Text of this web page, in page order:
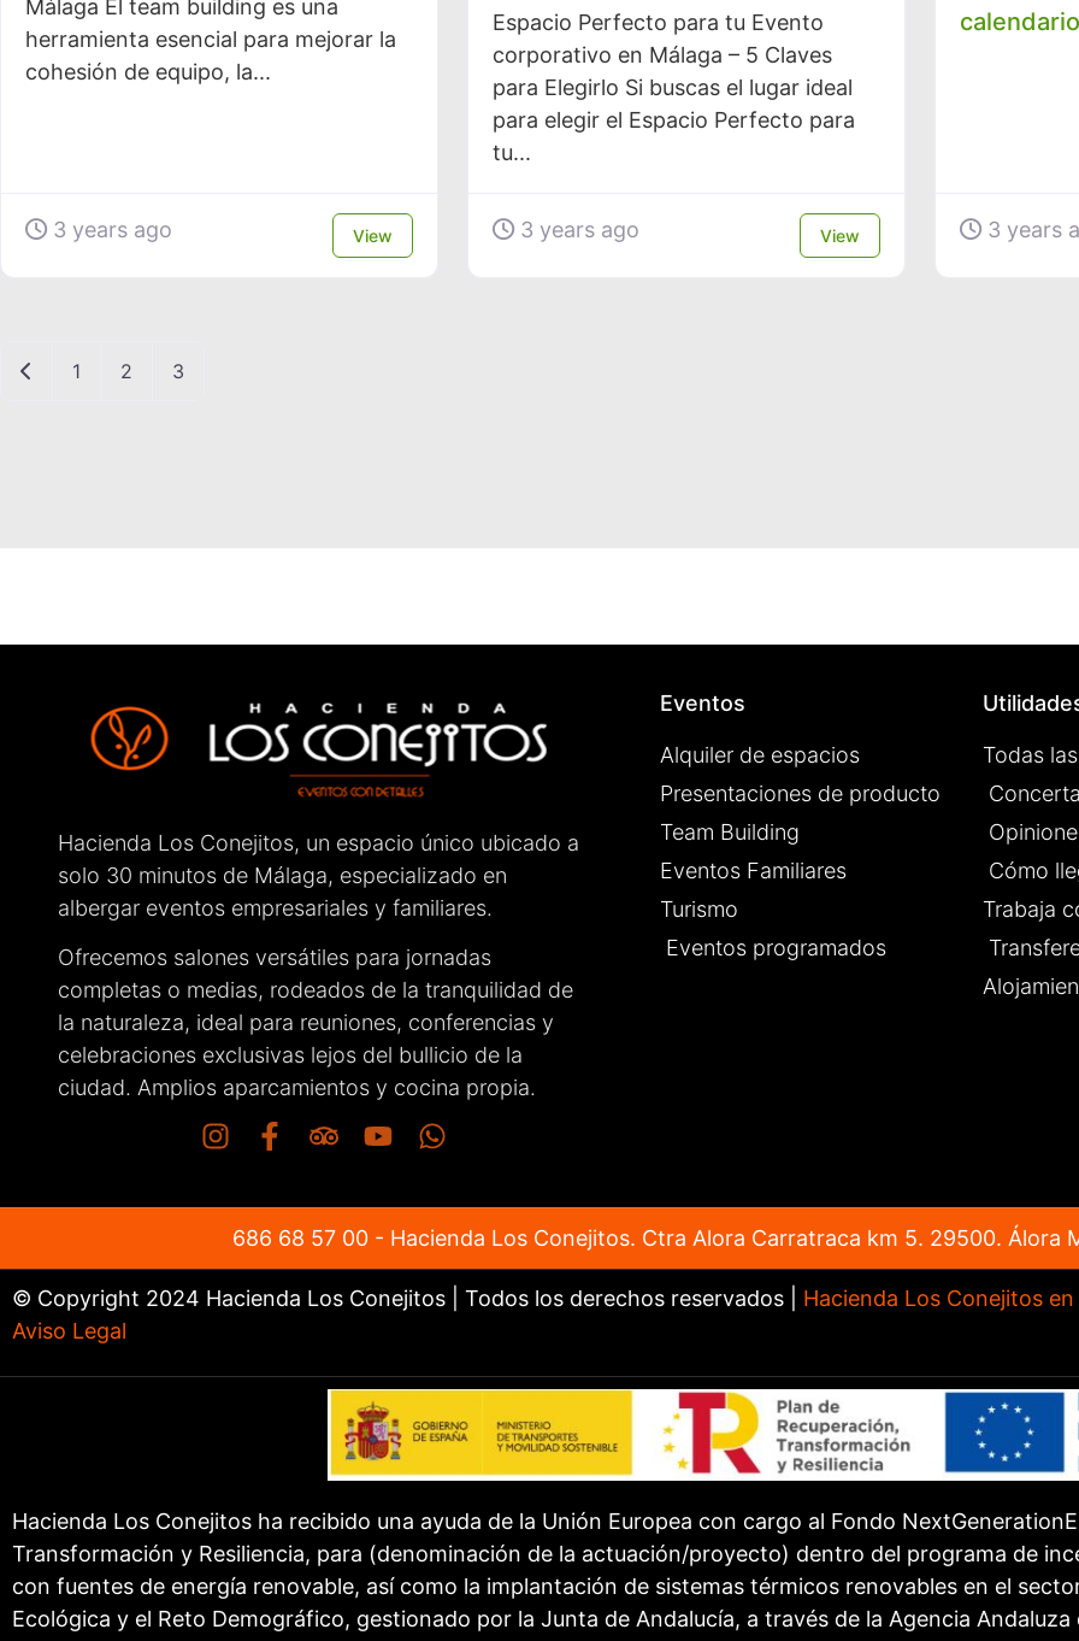
Málaga El team building es una
herramienta esencial para mejorar la
cohesión de equipo, la...
3 years ago View
Espacio Perfecto para tu Evento
corporativo en Málaga – 5 Claves
para Elegirlo Si buscas el lugar ideal
para elegir el Espacio Perfecto para
tu...
3 years ago View 3 years
Newer posts
1 2 3
Hacienda Los Conejitos, un espacio único ubicado a
solo 30 minutos de Málaga, especializado en
albergar eventos empresariales y familiares.
Ofrecemos salones versátiles para jornadas
completas o medias, rodeados de la tranquilidad de
la naturaleza, ideal para reuniones, conferencias y
celebraciones exclusivas lejos del bullicio de la
ciudad. Amplios aparcamientos y cocina propia.
Eventos
Alquiler de espacios
Presentaciones de producto
Team Building
Eventos Familiares
Turismo
Eventos programados
Todas
Cómo
Trabaja
686 68 57 00 - Hacienda Los Conejitos. Ctra Alora Carratraca km 5. 29500. Álora
© Copyright 2024 Hacienda Los Conejitos | Todos los derechos reservados | Hacienda Los Conejitos en
Aviso Legal
Hacienda Los Conejitos ha recibido una ayuda de la Unión Europea con cargo al Fondo
Transformación y Resiliencia, para (denominación de la actuación/proyecto) dentro del programa de
con fuentes de energía renovable, así como la implantación de sistemas térmicos renovables en el
Ecológica y el Reto Demográfico, gestionado por la Junta de Andalucía, a través de la Agencia Andaluza